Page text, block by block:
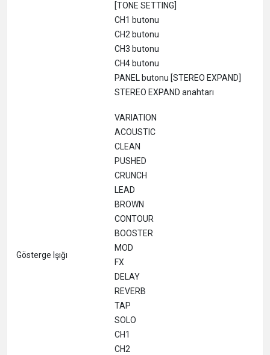
[TONE SETTING]
CH1 butonu
CH2 butonu
CH3 butonu
CH4 butonu
PANEL butonu [STEREO EXPAND]
STEREO EXPAND anahtarı
Gösterge Işığı
VARIATION
ACOUSTIC
CLEAN
PUSHED
CRUNCH
LEAD
BROWN
CONTOUR
BOOSTER
MOD
FX
DELAY
REVERB
TAP
SOLO
CH1
CH2